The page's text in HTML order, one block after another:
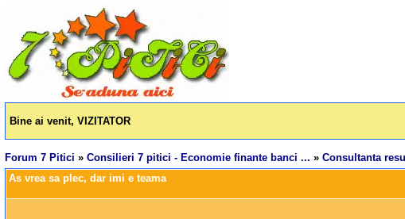
Bine ai venit, VIZITATOR
Forum 7 Pitici »Consilieri 7 pitici - Economie finante banci ... »Consultanta
As vrea sa plec, dar imi e teama